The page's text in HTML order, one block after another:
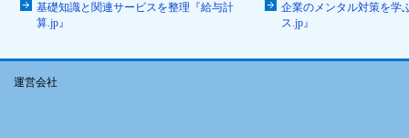
基礎知識と関連サービスを整理『給与計
算.jp』
企業のメンタル対策を学
ス.jp』
運営会社